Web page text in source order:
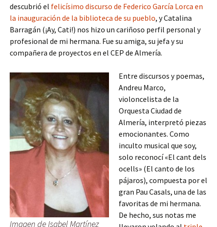
descubrió el felicísimo discurso de Federico García Lorca en
la inauguración de la biblioteca de su pueblo, y Catalina
Barragán (¡Ay, Cati!) nos hizo un cariñoso perfil personal y
profesional de mi hermana. Fue su amiga, su jefa y su
compañera de proyectos en el CEP de Almería.
Imagen de Isabel Martínez
Entre discursos y poemas,
Andreu Marco,
violoncelista de la
Orquesta Ciudad de
Almería, interpretó piezas
emocionantes. Como
inculto musical que soy,
solo reconocí «El cant dels
ocells» (El canto de los
pájaros), compuesta por el
gran Pau Casals, una de las
favoritas de mi hermana.
De hecho, sus notas me